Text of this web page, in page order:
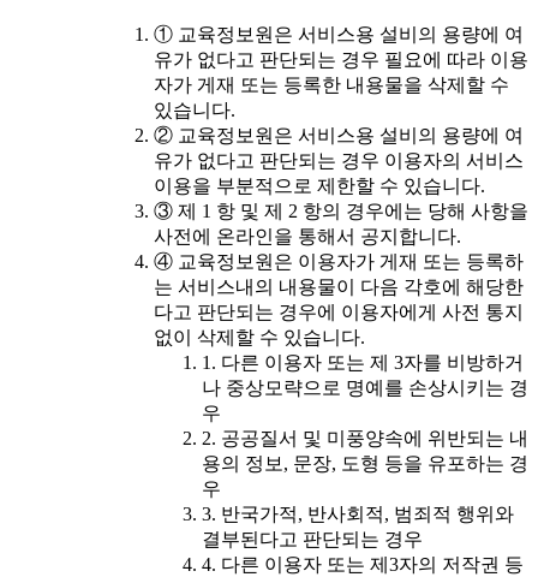
① 교육정보원은 서비스용 설비의 용량에 여
유가 없다고 판단되는 경우 필요에 따라 이용
자가 게재 또는 등록한 내용물을 삭제할 수
있습니다.
② 교육정보원은 서비스용 설비의 용량에 여
유가 없다고 판단되는 경우 이용자의 서비스
이용을 부분적으로 제한할 수 있습니다.
③ 제 1 항 및 제 2 항의 경우에는 당해 사항을
사전에 온라인을 통해서 공지합니다.
④ 교육정보원은 이용자가 게재 또는 등록하
는 서비스내의 내용물이 다음 각호에 해당한
다고 판단되는 경우에 이용자에게 사전 통지
없이 삭제할 수 있습니다.
1. 다른 이용자 또는 제 3자를 비방하거
나 중상모략으로 명예를 손상시키는 경
우
2. 공공질서 및 미풍양속에 위반되는 내
용의 정보, 문장, 도형 등을 유포하는 경
우
3. 반국가적, 반사회적, 범죄적 행위와
결부된다고 판단되는 경우
4. 다른 이용자 또는 제3자의 저작권 등